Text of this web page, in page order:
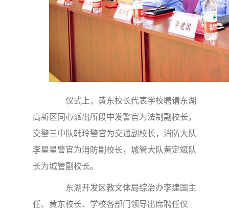
仪式上，黄东校长代表学校聘请东湖
高新区同心派出所段中发警官为法制副校长，
交警三中队韩玲警官为交通副校长，消防大队
李星星警官为消防副校长，城管大队黄定斌队
长为城管副校长。
东湖开发区教文体局综治办李建国主
任、黄东校长、学校各部门领导出席聘任仪